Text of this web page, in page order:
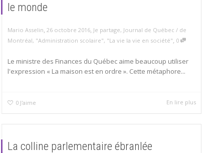
le monde
Mario Asselin, 26 octobre 2016, Je partage, Journal de Québec / de
Montréal, "Administration scolaire", "La vie la vie en société", 0
Le ministre des Finances du Québec aime beaucoup utiliser
l'expression « La maison est en ordre ». Cette métaphore...
0 J'aime En lire plus
La colline parlementaire ébranlée